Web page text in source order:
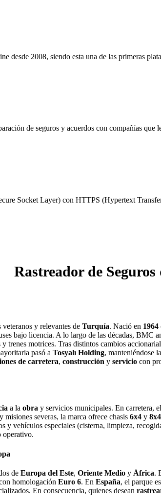
desde 2008, siendo esta una de las primeras
de seguros y acuerdos con compañías
Socket Layer) con HTTPS (Hypertext
Rastreador de
y relevantes de Turquía. Nació en 1964
bajo licencia. A lo largo de las décadas,
trenes motrices. Tras distintos cambios
pasó a Tosyalı Holding, manteniéndose
de carretera, construcción y servicio con
a la obra y servicios municipales. En carretera,
severas, la marca ofrece chasis 6x4 y 8x4
vehículos especiales (cisterna, limpieza,
operativo.
de Europa del Este, Oriente Medio y África.
homologación Euro 6. En España, el parque
En consecuencia, quienes desean